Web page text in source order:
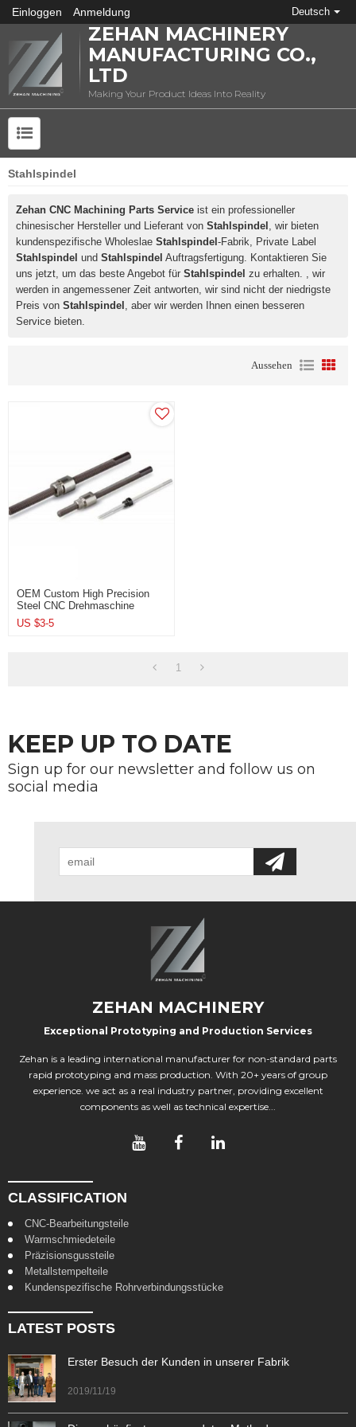
Einloggen Anmeldung Deutsch
ZEHAN MACHINERY
MANUFACTURING CO.,
LTD
Making Your Product Ideas Into Reality
Stahlspindel
Zehan CNC Machining Parts Service ist ein professioneller
chinesischer Hersteller und Lieferant von Stahlspindel , wir bieten
kundenspezifische Wholeslae Stahlspindel -Fabrik, Private Label
Stahlspindel und Stahlspindel Auftragsfertigung. Kontaktieren Sie
uns jetzt, um das beste Angebot für Stahlspindel zu erhalten. , wir
werden in angemessener Zeit antworten, wir sind nicht der niedrigste
Preis von Stahlspindel , aber wir werden Ihnen einen besseren
Service bieten.
Aussehen
OEM Custom High Precision
Steel CNC Drehmaschine
Drehteile Spindel
US $3-5
1
KEEP UP TO DATE
Sign up for our newsletter and follow us on
social media
ZEHAN MACHINERY
Exceptional Prototyping and Production Services
Zehan is a leading international manufacturer for non-standard parts
rapid prototyping and mass production. With 20+ years of group
experience. we act as a real industry partner, providing excellent
components as well as technical expertise...
CLASSIFICATION
CNC-Bearbeitungsteile
Warmschmiedeteile
Präzisionsgussteile
Metallstempelteile
Kundenspezifische Rohrverbindungsstücke
LATEST POSTS
Erster Besuch der Kunden in unserer Fabrik
2019/11/19